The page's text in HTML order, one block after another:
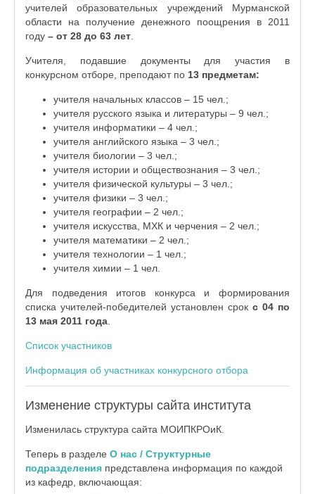
учителей образовательных учреждений Мурманской
области на получение денежного поощрения в 2011
году – от 28 до 63 лет
Учителя, подавшие документы для участия в
конкурсном отборе, преподают по 13 предметам:
учителя начальных классов – 15 чел.;
учителя русского языка и литературы – 9 чел.;
учителя информатики – 4 чел.;
учителя английского языка – 3 чел.;
учителя биологии – 3 чел.;
учителя истории и обществознания – 3 чел.;
учителя физической культуры – 3 чел.;
учителя физики – 3 чел.;
учителя географии – 2 чел.;
учителя искусства, МХК и черчения – 2 чел.;
учителя математики – 2 чел.;
учителя технологии – 1 чел.;
учителя химии – 1 чел.
Для подведения итогов конкурса и формирования
списка учителей-победителей установлен срок с 04 по
13 мая 2011 года
Список участников
Информация об участниках конкурсного отбора
Изменение структуры сайта института
Изменилась структура сайта МОИПКРОиК.
Теперь в разделе О нас / Структурные
подразделения представлена информация по каждой
из кафедр, включающая: